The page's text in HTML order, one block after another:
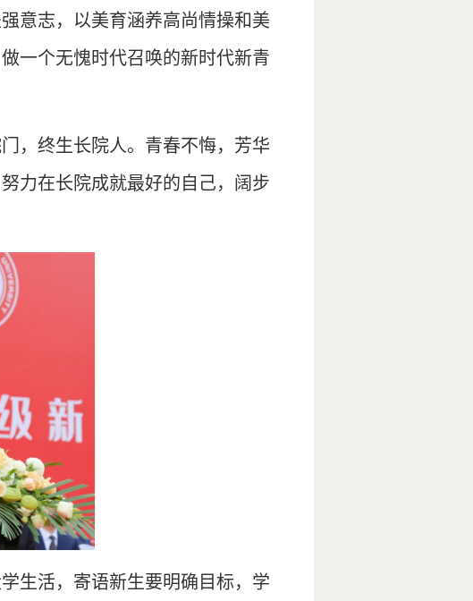
意志，以美育涵养高尚情操和美
一个无愧时代召唤的新时代新青
，终生长院人。青春不悔，芳华
力在长院成就最好的自己，阔步
生活，寄语新生要明确目标，学